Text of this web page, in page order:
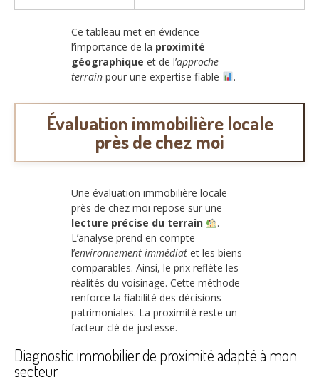
Ce tableau met en évidence
l’importance de la proximité
géographique et de l’approche
terrain pour une expertise fiable .
Évaluation immobilière locale
près de chez moi
Une évaluation immobilière locale
près de chez moi repose sur une
lecture précise du terrain
.
L’analyse prend en compte
l’environnement immédiat et les biens
comparables. Ainsi, le prix reflète les
réalités du voisinage. Cette méthode
renforce la fiabilité des décisions
patrimoniales. La proximité reste un
facteur clé de justesse.
Diagnostic immobilier de proximité adapté à mon
secteur